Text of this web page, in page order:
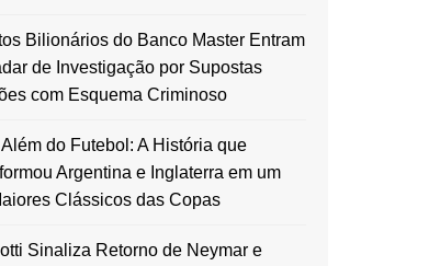
Bilionários do Banco Master Entram
de Investigação por Supostas
com Esquema Criminoso
Além do Futebol: A História que
Argentina e Inglaterra em um
Clássicos das Copas
Sinaliza Retorno de Neymar e